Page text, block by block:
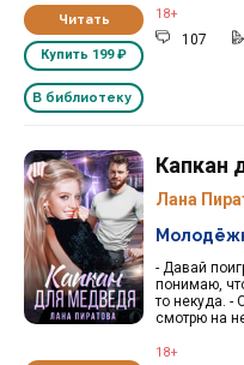
Читать
Купить 199 ₽
В библиотеку
18+
107
Капкан
Лана
- Давай
понимаю,
то некуда. -
смотрю на
18+